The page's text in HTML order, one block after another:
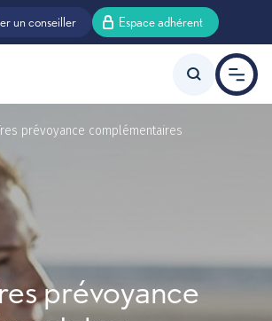
Aller au contenu principal
un conseiller Espace adhérent
agent d’état
agent territorial
prévoyance complémentaires
prévoyance